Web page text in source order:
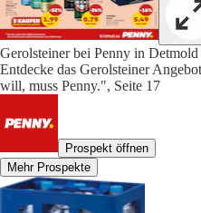
Gerolsteiner bei Penny in Detmold
Entdecke das Gerolsteiner
will, muss Penny.", Seite 17
Prospekt öffnen
Mehr Prospekte